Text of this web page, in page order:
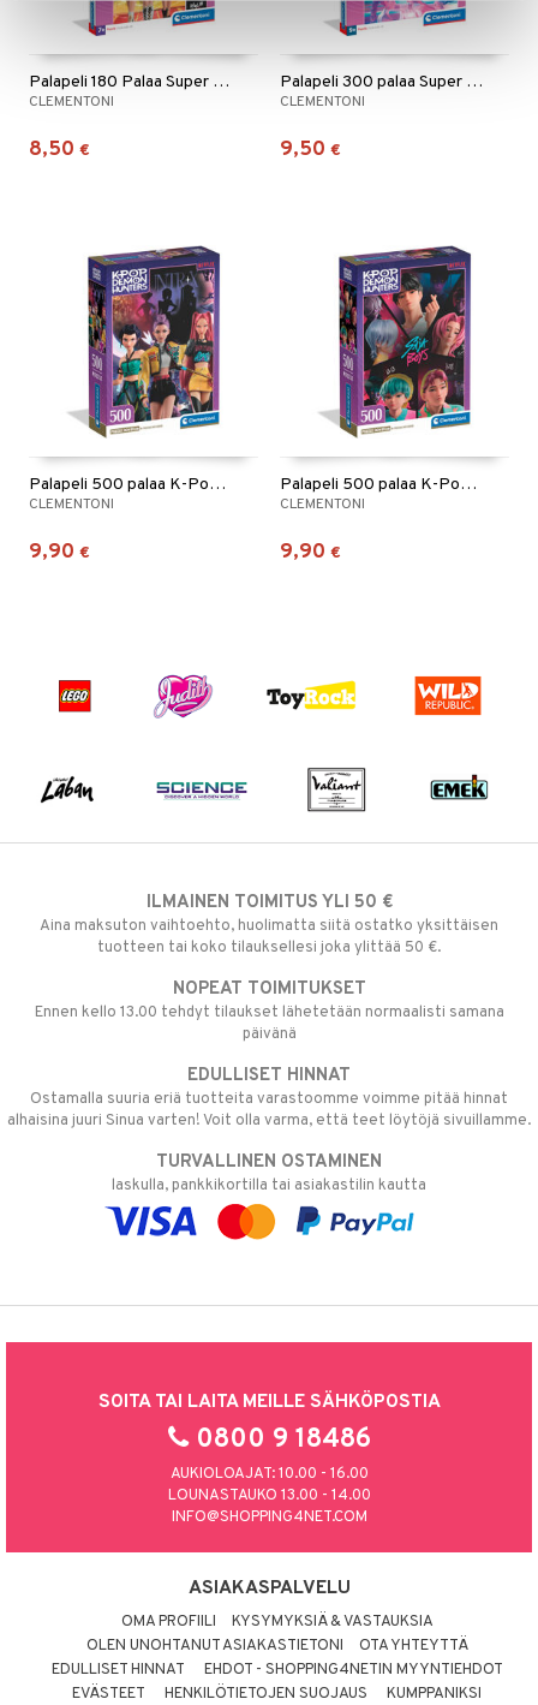
Palapeli 180 Palaa Super K-Pop Demon Hunters
CLEMENTONI
8,50 €
Palapeli 300 palaa Super K-Pop Demon Hunters
CLEMENTONI
9,50 €
Palapeli 500 palaa K-Pop Demon Hunters Huntrix
CLEMENTONI
9,90 €
Palapeli 500 palaa K-Pop Demon Hunters Saja Boys
CLEMENTONI
9,90 €
ILMAINEN TOIMITUS YLI 50 €
Aina maksuton vaihtoehto, huolimatta siitä ostatko yksittäisen
tuotteen tai koko tilauksellesi joka ylittää 50 €.
NOPEAT TOIMITUKSET
Ennen kello 13.00 tehdyt tilaukset lähetetään normaalisti samana
päivänä
EDULLISET HINNAT
Ostamalla suuria eriä tuotteita varastoomme voimme pitää hinnat
alhaisina juuri Sinua varten! Voit olla varma, että teet löytöjä sivuillamme.
TURVALLINEN OSTAMINEN
laskulla, pankkikortilla tai asiakastilin kautta
SOITA TAI LAITA MEILLE SÄHKÖPOSTIA
0800 9 18486
AUKIOLOAJAT: 10.00 - 16.00
LOUNASTAUKO 13.00 - 14.00
INFO@SHOPPING4NET.COM
ASIAKASPALVELU
OMA PROFIILI
KYSYMYKSIÄ & VASTAUKSIA
OLEN UNOHTANUT ASIAKASTIETONI
OTA YHTEYTTÄ
EDULLISET HINNAT
EHDOT - SHOPPING4NETIN MYYNTIEHDOT
EVÄSTEET
HENKILÖTIETOJEN SUOJAUS KUMPPANIKSI